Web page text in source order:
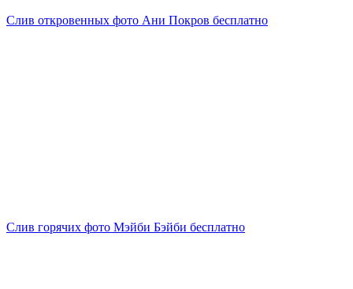
Слив откровенных фото Ани Покров бесплатно
Слив горячих фото Мэйби Бэйби бесплатно